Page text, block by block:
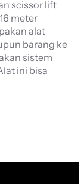
scissor lift
meter
alat
barang ke
sistem
ini bisa